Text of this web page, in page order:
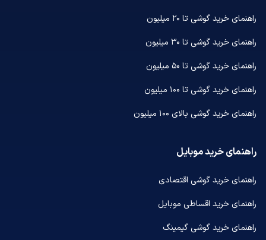
راهنمای خرید گوشی تا ۲۰ میلیون
راهنمای خرید گوشی تا ۳۰ میلیون
راهنمای خرید گوشی تا ۵۰ میلیون
راهنمای خرید گوشی تا ۱۰۰ میلیون
راهنمای خرید گوشی بالای ۱۰۰ میلیون
راهنمای خرید موبایل
راهنمای خرید گوشی اقتصادی
راهنمای خرید اقساطی موبایل
راهنمای خرید گوشی گیمینگ